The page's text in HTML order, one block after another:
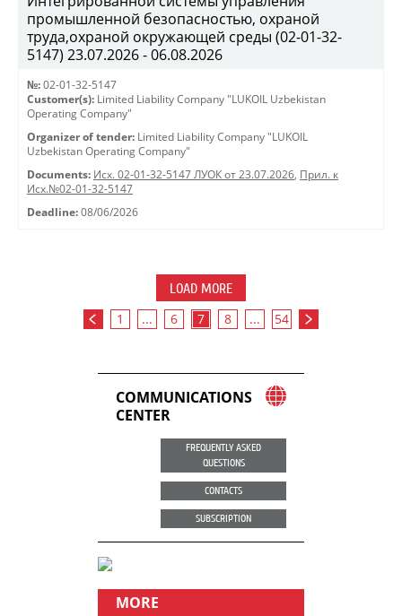
промышленной безопасностью, охраной
труда,охраной окружающей среды (02-01-32-
5147) 23.07.2026 - 06.08.2026
№: 02-01-32-5147
Customer(s): Limited Liability Company "LUKOIL Uzbekistan
Operating Company"
Organizer of tender: Limited Liability Company "LUKOIL
Uzbekistan Operating Company"
Documents: Исх. 02-01-32-5147 ЛУОК от 23.07.2026, Прил. к
Исх.№02-01-32-5147
Deadline: 08/06/2026
LOAD MORE
1 ... 6 7 8 ... 54
COMMUNICATIONS
CENTER
FREQUENTLY ASKED
QUESTIONS
CONTACTS
SUBSCRIPTION
MORE